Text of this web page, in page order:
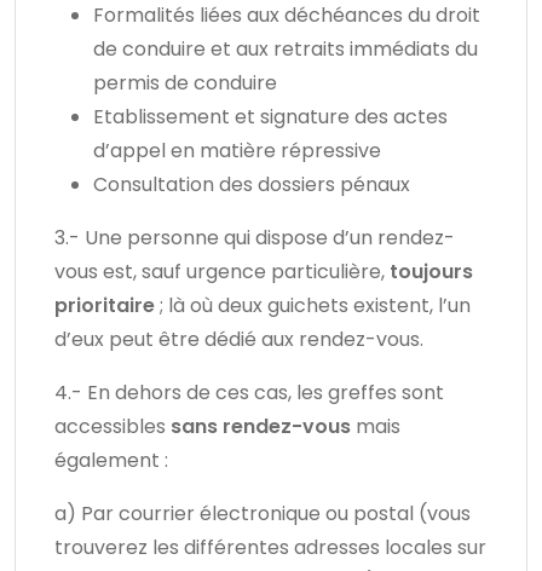
Formalités liées aux déchéances du droit
de conduire et aux retraits immédiats du
permis de conduire
Etablissement et signature des actes
d’appel en matière répressive
Consultation des dossiers pénaux
3.- Une personne qui dispose d’un rendez-
vous est, sauf urgence particulière, toujours
prioritaire; là où deux guichets existent, l’un
d’eux peut être dédié aux rendez-vous.
4.- En dehors de ces cas, les greffes sont
accessibles sans rendez-vous mais
également :
a) Par courrier électronique ou postal (vous
trouverez les différentes adresses locales sur